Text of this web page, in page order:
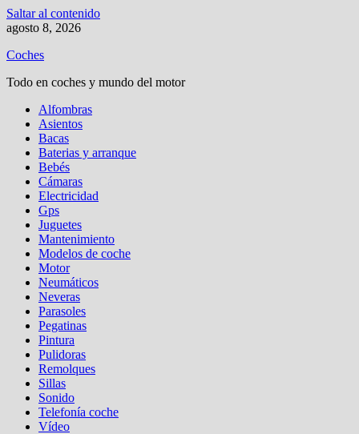
Saltar al contenido
agosto 8, 2026
Coches
Todo en coches y mundo del motor
Alfombras
Asientos
Bacas
Baterias y arranque
Bebés
Cámaras
Electricidad
Gps
Juguetes
Mantenimiento
Modelos de coche
Motor
Neumáticos
Neveras
Parasoles
Pegatinas
Pintura
Pulidoras
Remolques
Sillas
Sonido
Telefonía coche
Vídeo